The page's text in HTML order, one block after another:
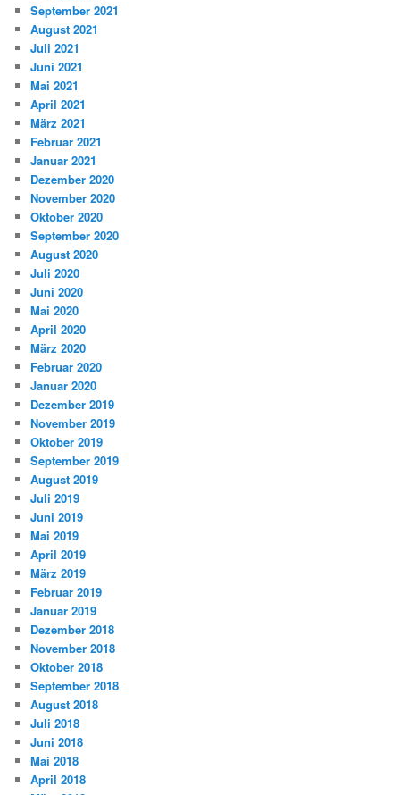
September 2021
August 2021
Juli 2021
Juni 2021
Mai 2021
April 2021
März 2021
Februar 2021
Januar 2021
Dezember 2020
November 2020
Oktober 2020
September 2020
August 2020
Juli 2020
Juni 2020
Mai 2020
April 2020
März 2020
Februar 2020
Januar 2020
Dezember 2019
November 2019
Oktober 2019
September 2019
August 2019
Juli 2019
Juni 2019
Mai 2019
April 2019
März 2019
Februar 2019
Januar 2019
Dezember 2018
November 2018
Oktober 2018
September 2018
August 2018
Juli 2018
Juni 2018
Mai 2018
April 2018